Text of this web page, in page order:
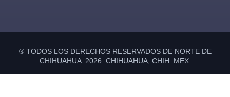
® TODOS LOS DERECHOS RESERVADOS DE NORTE DE
CHIHUAHUA 2026 CHIHUAHUA, CHIH. MEX.